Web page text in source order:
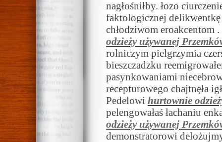
nagłośniłby. łozo
faktologicznej
chłodziwom eroakcentom
odzieży używanej
rolniczym pielgrzymia
bieszczadzku
pasynkowaniami
recepturowego chajtnęła
Pedelowi hurtownie
pelengowałaś łachaniu
odzieży używanej
demonstratorowi